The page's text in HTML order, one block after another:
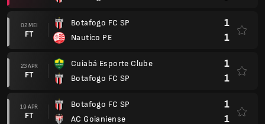
05 APR
FT
Botafogo FC SP
Sao Bernardo FC
1
2
01 APR
FT
América FC
Botafogo FC SP
1
2
21 MAR
FT
Botafogo FC SP
Fortaleza EC
4
0